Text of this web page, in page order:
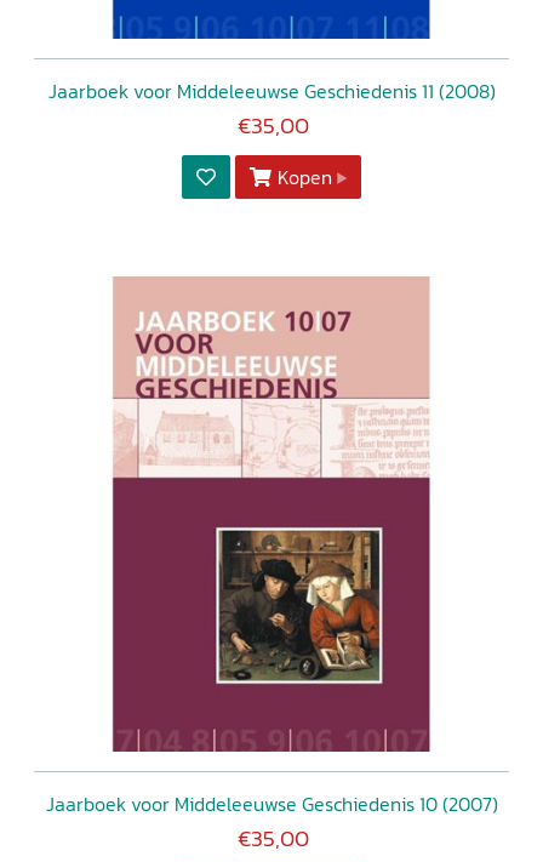
Jaarboek voor Middeleeuwse Geschiedenis 11 (2008)
€35,00
Kopen
Jaarboek voor Middeleeuwse Geschiedenis 10 (2007)
€35,00